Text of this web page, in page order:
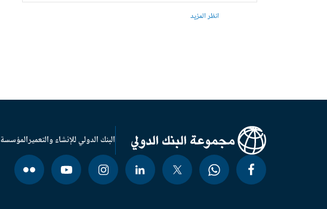
انظر المزيد
البنك الدولي للإنشاء والتعميرالمؤسسة